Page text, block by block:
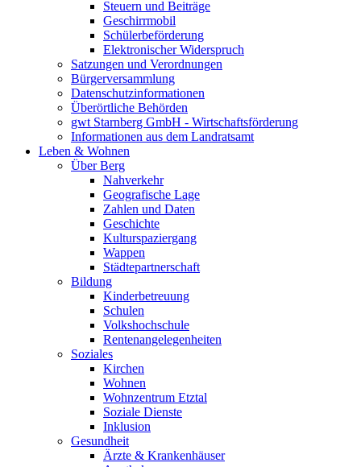
Steuern und Beiträge
Geschirrmobil
Schülerbeförderung
Elektronischer Widerspruch
Satzungen und Verordnungen
Bürgerversammlung
Datenschutzinformationen
Überörtliche Behörden
gwt Starnberg GmbH - Wirtschaftsförderung
Informationen aus dem Landratsamt
Leben & Wohnen
Über Berg
Nahverkehr
Geografische Lage
Zahlen und Daten
Geschichte
Kulturspaziergang
Wappen
Städtepartnerschaft
Bildung
Kinderbetreuung
Schulen
Volkshochschule
Rentenangelegenheiten
Soziales
Kirchen
Wohnen
Wohnzentrum Etztal
Soziale Dienste
Inklusion
Gesundheit
Ärzte & Krankenhäuser